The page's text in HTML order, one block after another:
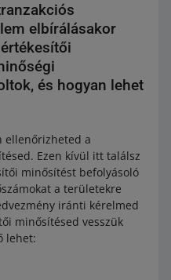
elbírálásakor
és hogyan lehet
ellenőrizheted a
Ezen kívül itt találsz
minősítést befolyásoló
a területekre
iránti kérelmed
minősítésed vesszük
lehet: